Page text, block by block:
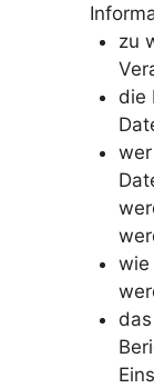
zu
die
wie